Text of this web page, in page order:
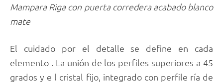
Mampara Riga con puerta corredera acabado blanco
mate
El cuidado por el detalle se define en cada
elemento . La unión de los perfiles superiores a 45
grados y e l cristal fijo, integrado con perfile ría de